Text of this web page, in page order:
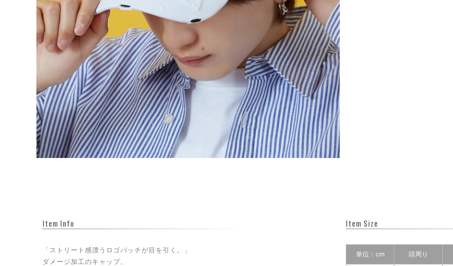
Item Info
「ストリート感漂うロゴパッチが目を引く。」
ダメージ加工のキャップ。
Item Size
単位：cm 頭周り